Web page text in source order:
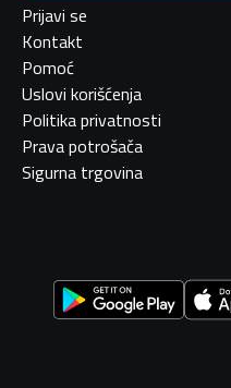
Prijavi se
Kontakt
Pomoć
Uslovi korišćenja
Politika privatnosti
Prava potrošača
Sigurna trgovina